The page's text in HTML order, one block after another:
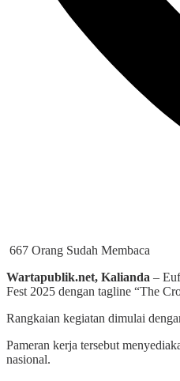
667 Orang Sudah Membaca
Wartapublik.net, Kalianda –
Fest 2025 dengan tagline “The
Rangkaian kegiatan dimulai
Pameran kerja tersebut
nasional.